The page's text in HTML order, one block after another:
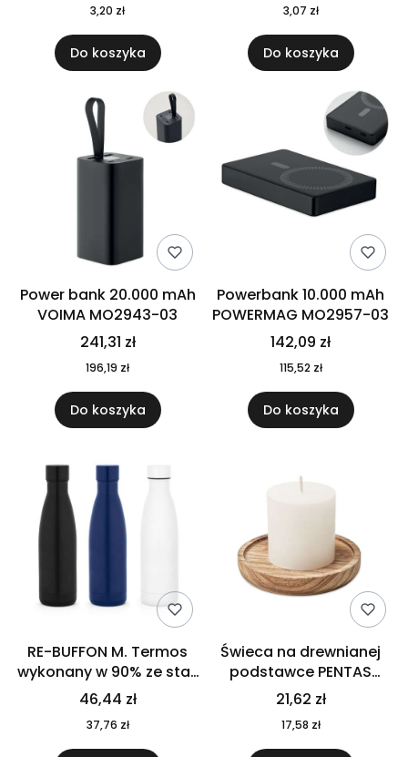
3,20 zł
Do koszyka
3,07 zł
Do koszyka
Power bank 20.000 mAh
VOIMA MO2943-03
241,31 zł
196,19 zł
Do koszyka
Powerbank 10.000 mAh
POWERMAG MO2957-03
142,09 zł
115,52 zł
Do koszyka
RE-BUFFON M. Termos
wykonany w 90% ze stali
nierdzewnej
pochodzącej z
recyklingu 520 ml 94294
46,44 zł
37,76 zł
Świeca na drewnianej
podstawce PENTAS
MO6282-40
21,62 zł
17,58 zł